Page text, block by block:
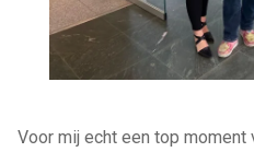
Voor mij echt een top moment